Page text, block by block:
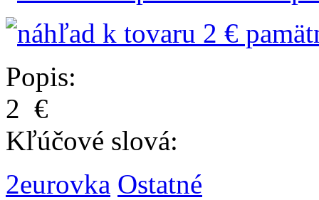
Popis:
2 €
Kľúčové slová:
2eurovka Ostatné